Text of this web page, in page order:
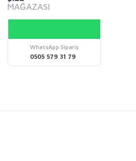
MAĞAZASI
WhatsApp Sipariş
0505 579 31 79